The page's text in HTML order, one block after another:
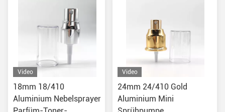
Video
18mm 18/410
Aluminium Nebelsprayer
Video
24mm 24/410 Gold
Aluminium Mini